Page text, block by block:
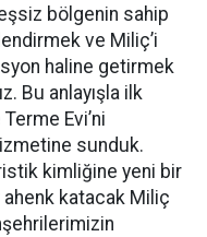
bölgenin sahip
ve Miliç’i
haline getirmek
Bu anlayışla ilk
Evi’ni
sunduk.
kimliğine yeni bir
ahenk katacak Miliç